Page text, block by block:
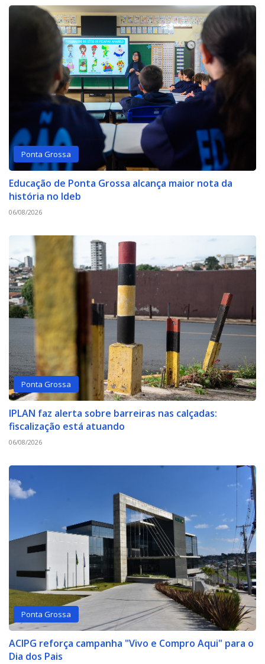
Ponta Grossa
Educação de Ponta Grossa alcança maior nota da
história no Ideb
06/08/2026
Ponta Grossa
IPLAN faz alerta sobre barreiras nas calçadas:
fiscalização está atuando
06/08/2026
Ponta Grossa
ACIPG reforça campanha "Vivo e Compro Aqui" para o
Dia dos Pais